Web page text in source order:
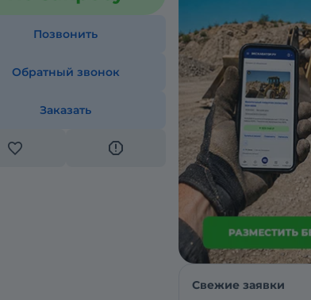
Позвонить
Обратный звонок
Заказать
Свежие заявки